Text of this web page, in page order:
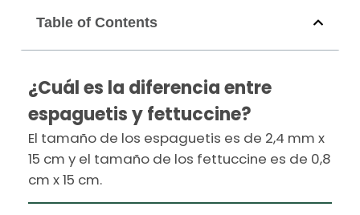
Table of Contents
¿Cuál es la diferencia entre
espaguetis y fettuccine?
El tamaño de los espaguetis es de 2,4 mm x
15 cm y el tamaño de los fettuccine es de 0,8
cm x 15 cm.